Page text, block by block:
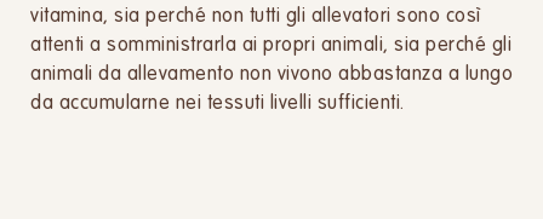
vitamina, sia perché non tutti gli allevatori sono così
attenti a somministrarla ai propri animali, sia perché gli
animali da allevamento non vivono abbastanza a lungo
da accumularne nei tessuti livelli sufficienti.